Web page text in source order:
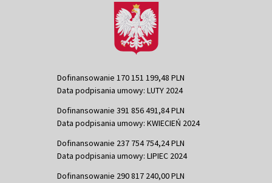
Dofinansowanie 170 151 199,48 PLN
Data podpisania umowy: LUTY 2024
Dofinansowanie 391 856 491,84 PLN
Data podpisania umowy: KWIECIEŃ 2024
Dofinansowanie 237 754 754,24 PLN
Data podpisania umowy: LIPIEC 2024
Dofinansowanie 290 817 240,00 PLN